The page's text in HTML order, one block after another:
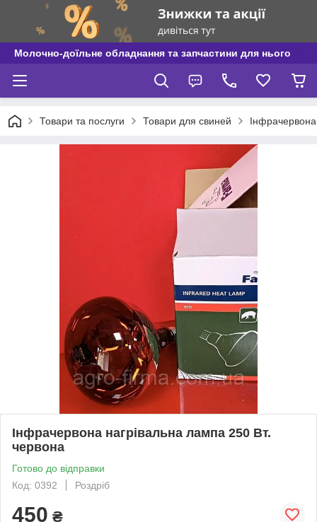
Молочно-доїльне обладнання та запчастини для нього
Товари та послуги Товари для свиней
Інфрачервона нагрівальна лампа 250 Вт.
червона
Готово до відправки
Код: 0392
Роздріб
450 ₴